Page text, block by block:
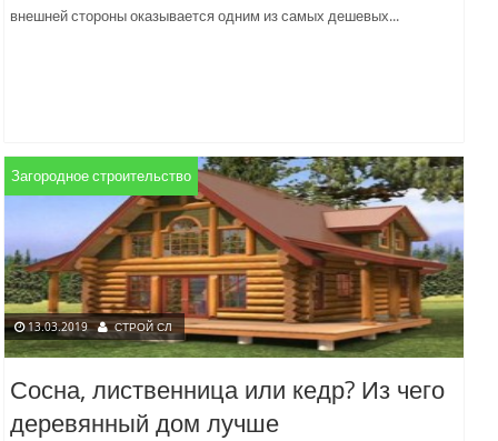
внешней стороны оказывается одним из самых дешевых...
Загородное строительство
13.03.2019 СТРОЙ СЛ
Сосна, лиственница или кедр? Из чего
деревянный дом лучше